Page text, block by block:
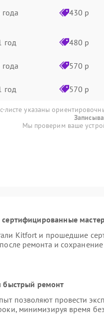
года 430 р
год 480 р
года 570 р
год 570 р
листе указаны
Мы проверим ваше
Kitfort и прошедшие
ремонта и
быстрый ремонт
позволяют провести
минимизируя время